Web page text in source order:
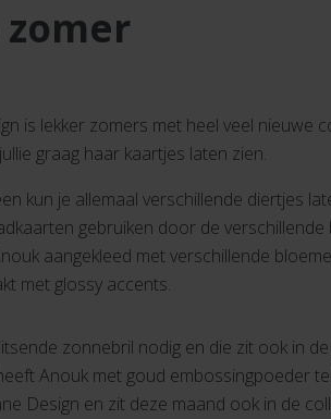
is lekker zomers met heel veel nieuwe
graag haar kaartjes laten zien.
kun je allemaal verschillende diertjes
gebruiken door de
aangekleed met verschillende
met glossy accents.
zonnebril nodig en die zit ook in
Anouk met goud embossingpoeder
Design en zit deze maand ook in de